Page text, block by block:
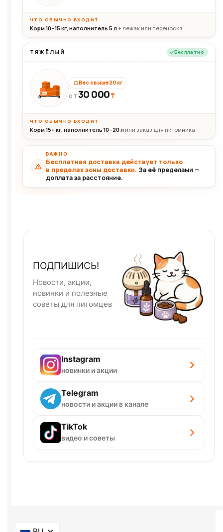
ЧТО ОБЫЧНО ВХОДИТ
Корм 10–15 кг, наполнитель 5 л+ лежак или переноска
ТЯЖЁЛЫЙ Бесплатно
30+кг
Вес свыше 20 кг
ОТ30 000₸
ЧТО ОБЫЧНО ВХОДИТ
Корм 15+ кг, наполнитель 10–20 л или заказ для питомника
ВАЖНО
Бесплатная доставка действует только
в пределах зоны доставки. За её пределами —
доплата за расстояние.
ПОДПИШИСЬ!
Новости, акции,
новинки и полезные
советы для питомцев
Instagram
новинки и акции
Telegram
новости и акции в канале
TikTok
видео и советы